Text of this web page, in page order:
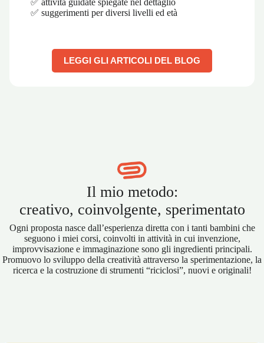
✅ attività guidate spiegate nel dettaglio
✅ suggerimenti per diversi livelli ed età
LEGGI GLI ARTICOLI DEL BLOG
Il mio metodo:
creativo, coinvolgente, sperimentato
Ogni proposta nasce dall’esperienza diretta con i tanti bambini che
seguono i miei corsi, coinvolti in attività in cui invenzione,
improvvisazione e immaginazione sono gli ingredienti principali.
Promuovo lo sviluppo della creatività attraverso la sperimentazione, la
ricerca e la costruzione di strumenti “riciclosi”, nuovi e originali!